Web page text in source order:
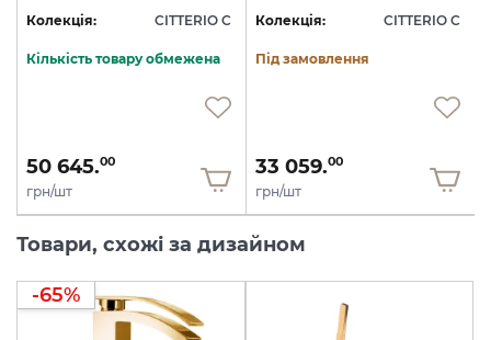
Колекція: CITTERIO C
Кількість товару обмежена
50 645.00
грн/шт
Колекція: CITTERIO C
Під замовлення
33 059.00
грн/шт
Товари, схожі за дизайном
-65%